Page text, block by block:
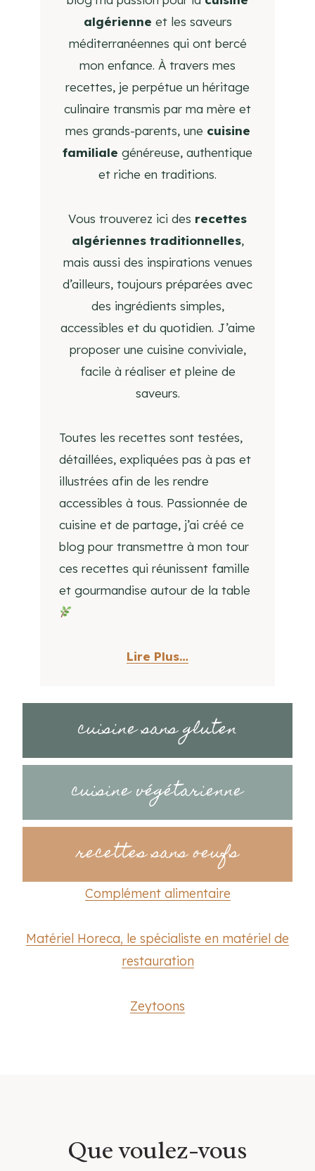
algérienne et les saveurs
méditerranéennes qui ont bercé
mon enfance. À travers mes
recettes, je perpétue un héritage
culinaire transmis par ma mère et
mes grands-parents, une cuisine
familiale généreuse, authentique
et riche en traditions.
Vous trouverez ici des recettes
algériennes traditionnelles,
mais aussi des inspirations venues
d’ailleurs, toujours préparées avec
des ingrédients simples,
accessibles et du quotidien. J’aime
proposer une cuisine conviviale,
facile à réaliser et pleine de
saveurs.
Toutes les recettes sont testées,
détaillées, expliquées pas à pas et
illustrées afin de les rendre
accessibles à tous. Passionnée de
cuisine et de partage, j’ai créé ce
blog pour transmettre à mon tour
ces recettes qui réunissent famille
et gourmandise autour de la table
Lire Plus…
cuisine sans gluten
cuisine végétarienne
recettes sans oeufs
Complément alimentaire
Matériel Horeca, le spécialiste en matériel de
restauration
Zeytoons
Que voulez-vous